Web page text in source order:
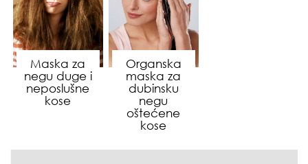
Maska za
negu duge i
neposlušne
kose
Organska
maska za
dubinsku
negu
oštećene
kose